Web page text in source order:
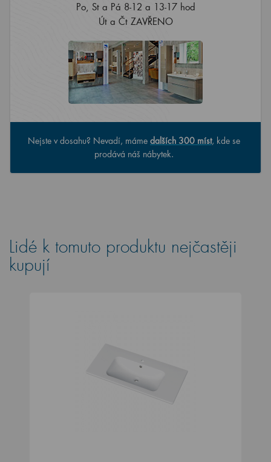
Po, St a Pá 8-12 a 13-17 hod
Út a Čt ZAVŘENO
Nejste v dosahu? Nevadí, máme dalších 300 míst, kde se
prodává náš nábytek.
Lidé k tomuto produktu nejčastěji
kupují